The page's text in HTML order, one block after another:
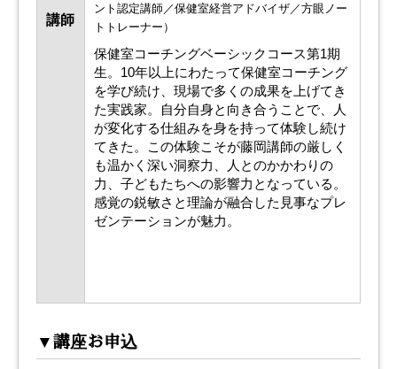
講師
ント認定講師／保健室経営アドバイザ／方眼ノー
トトレーナー）
保健室コーチングベーシックコース第1期
生。10年以上にわたって保健室コーチング
を学び続け、現場で多くの成果を上げてき
た実践家。自分自身と向き合うことで、人
が変化する仕組みを身を持って体験し続け
てきた。この体験こそが藤岡講師の厳しく
も温かく深い洞察力、人とのかかわりの
力、子どもたちへの影響力となっている。
感覚の鋭敏さと理論が融合した見事なプレ
ゼンテーションが魅力。
▼講座お申込